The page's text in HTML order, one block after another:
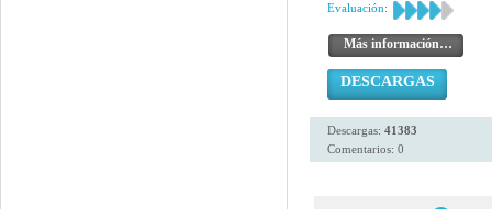
Evaluación:
Más información…
DESCARGAS
Descargas: 41383
Comentarios: 0